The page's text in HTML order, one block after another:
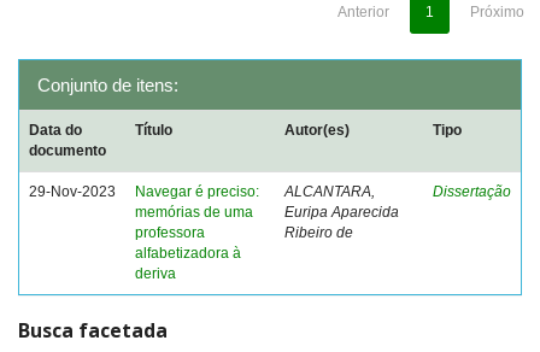
Anterior 1 Próximo
Conjunto de itens:
Data do
documento
Título Autor(es) Tipo
29-Nov-2023
Navegar é preciso:
memórias de uma
professora
alfabetizadora à
deriva
ALCANTARA,
Euripa Aparecida
Ribeiro de
Dissertação
Busca facetada